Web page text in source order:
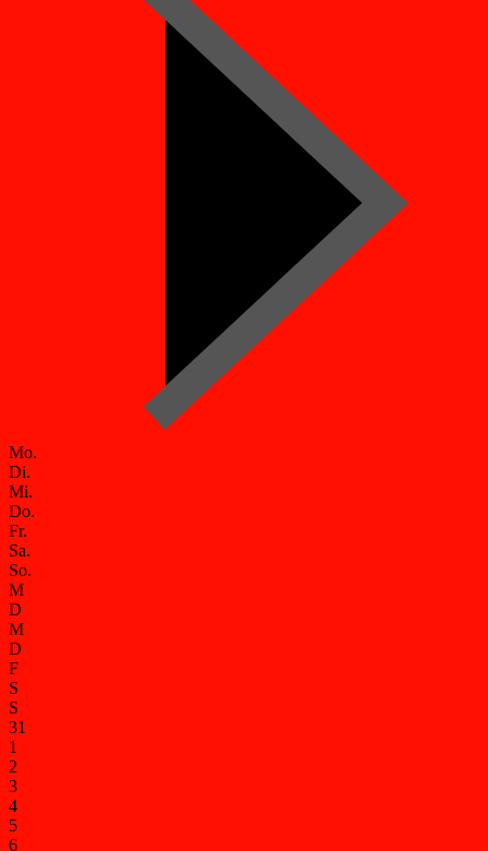
Mo.
Di.
Mi.
Do.
Fr.
Sa.
So.
M
D
M
D
F
S
S
31
1
2
3
4
5
6